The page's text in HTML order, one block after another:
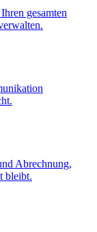
gesamten
Abrechnung,
bleibt.